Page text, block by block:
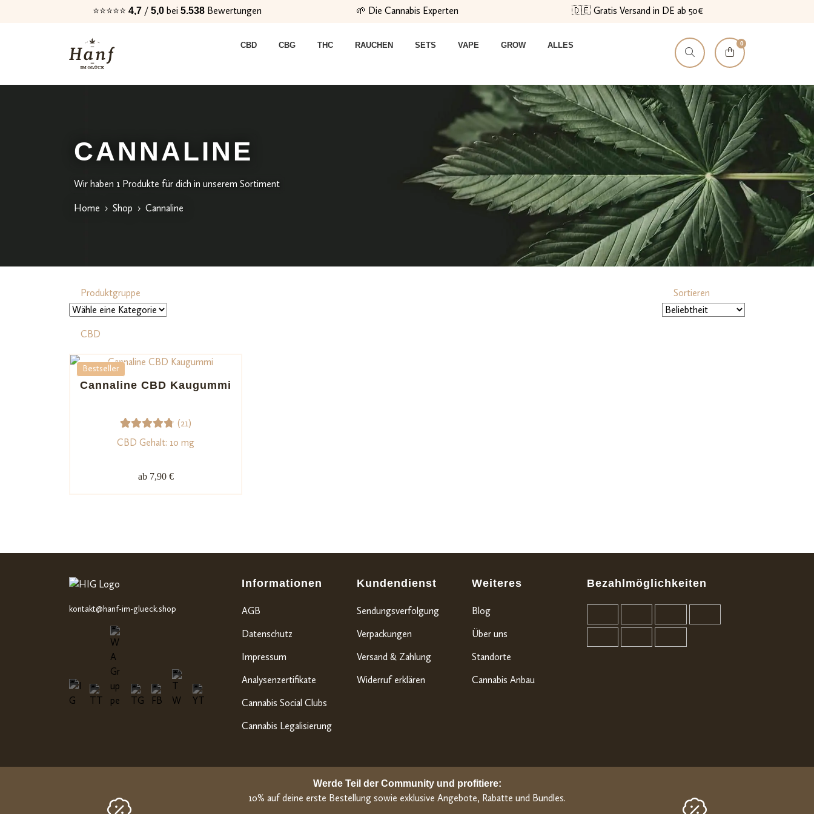
⭐⭐⭐⭐⭐ 4,7/ 5,0bei 5.538Bewertungen 🌱 Die Cannabis Experten 🇩🇪 Gratis Versand in DE ab 50€
Navigation
Zum
Inhalt
CBD CBG THC RAUCHEN SETS VAPE GROW ALLES 0
CANNALINE
Wir haben 1 Produkte für dich in unserem Sortiment
Home › Shop › Cannaline
Produktgruppe
CBD
Geschmack
Sortieren
Bestseller
Cannaline CBD Kaugummi
Bewerte
5,
21
(21)
CBD Gehalt: 10 mg
ab 7,90 €
kontakt@hanf-im-glueck.shop
Informationen
AGB
Datenschutz
Impressum
Analysenzertifikate
Cannabis Social Clubs
Cannabis Legalisierung
Kundendienst
Sendungsverfolgung
Verpackungen
Versand & Zahlung
Widerruf erklären
Weiteres
Blog
Über uns
Standorte
Cannabis Anbau
Bezahlmöglichkeiten
Werde Teil der Community und profitiere:
10% auf deine erste Bestellung sowie exklusive Angebote, Rabatte und Bundles.